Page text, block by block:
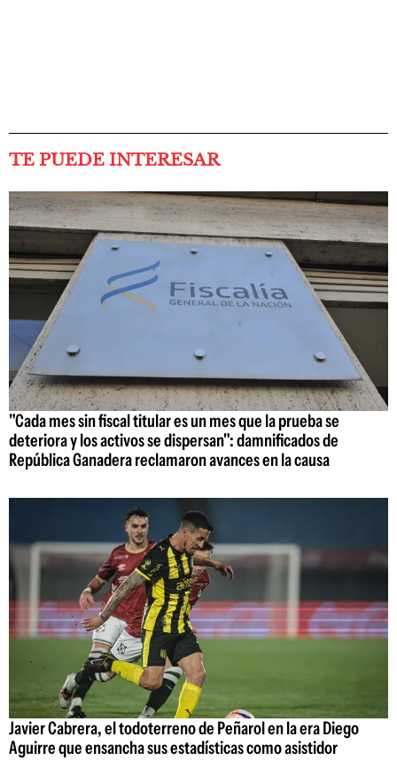
TE PUEDE INTERESAR
"Cada mes sin fiscal titular es un mes que la prueba se
deteriora y los activos se dispersan": damnificados de
República Ganadera reclamaron avances en la causa
Javier Cabrera, el todoterreno de Peñarol en la era Diego
Aguirre que ensancha sus estadísticas como asistidor